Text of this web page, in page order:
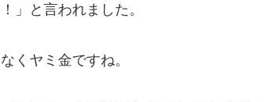
」と言われました。
くヤミ金ですね。